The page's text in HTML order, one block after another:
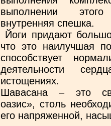
выполнении
внутренняя спешка.
Йоги придают
что это наилучшая
способствует
деятельности
истощениях.
Шавасана – это
оазис», столь
его напряженной,